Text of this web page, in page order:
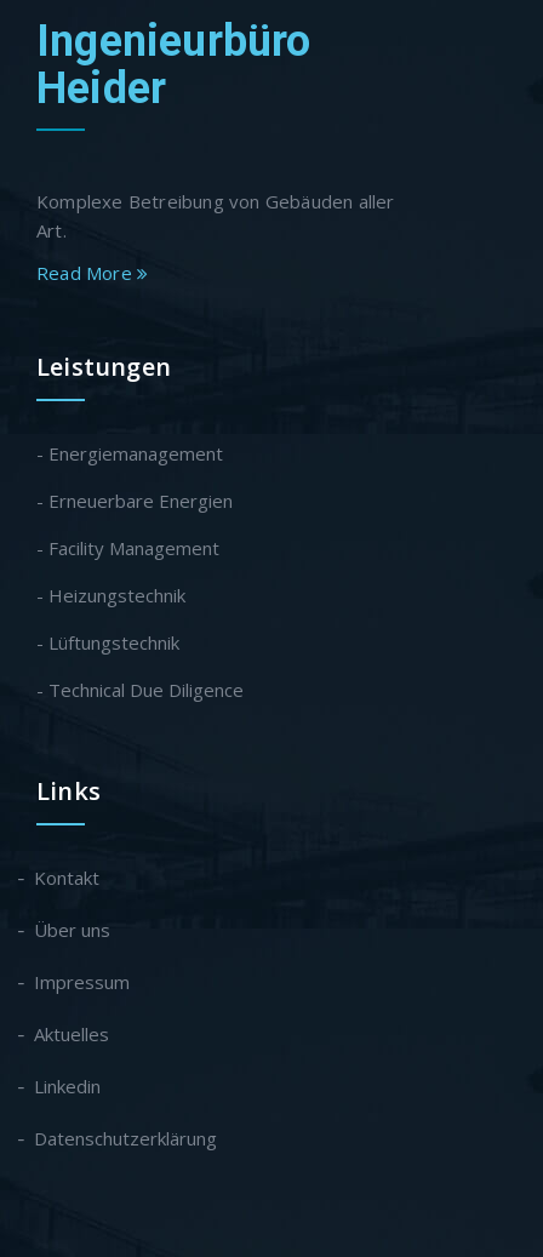
Ingenieurbüro
Heider
Komplexe Betreibung von Gebäuden aller
Art.
Read More
Leistungen
- Energiemanagement
- Erneuerbare Energien
- Facility Management
- Heizungstechnik
- Lüftungstechnik
- Technical Due Diligence
Links
Kontakt
Über uns
Impressum
Aktuelles
Linkedin
Datenschutzerklärung